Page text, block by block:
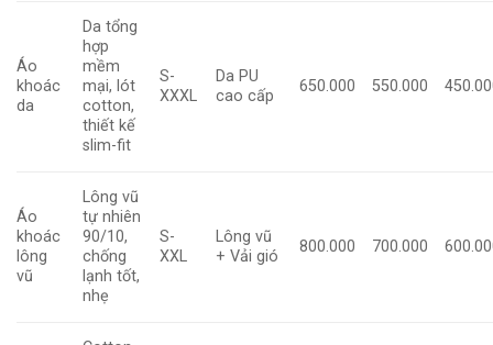
Áo
khoác
da
Da tổng
hợp
mềm
mại, lót
cotton,
thiết kế
slim-fit
S-
XXXL
Da PU
cao cấp
650.000 550.000
Áo
khoác
lông
vũ
Lông vũ
tự nhiên
90/10,
chống
lạnh tốt,
nhẹ
S-
XXL
Lông vũ
+ Vải gió
800.000 700.000